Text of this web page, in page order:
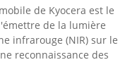
de Kyocera est le
de la lumière
infrarouge (NIR) sur le
reconnaissance des